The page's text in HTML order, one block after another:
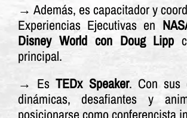
→ Además, es capacitador y
Experiencias Ejecutivas en
Disney World con Doug Lipp
principal.
→ EsTEDx Speaker. Con sus
dinámicas, desafiantes y
posicionarse como conferencista